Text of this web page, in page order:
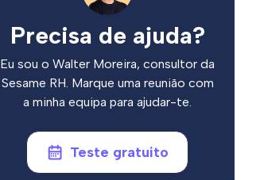
Precisa de ajuda?
Eu sou o Walter Moreira, consultor da
Sesame RH. Marque uma reunião com
a minha equipa para ajudar-te.
Teste gratuito